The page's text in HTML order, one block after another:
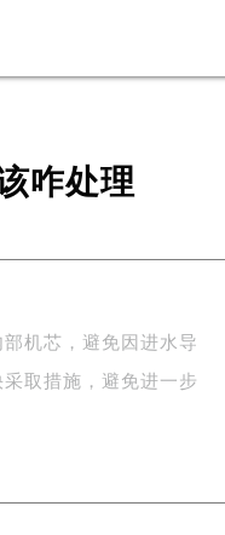
咋处理
机芯，避免因进水导
取措施，避免进一步